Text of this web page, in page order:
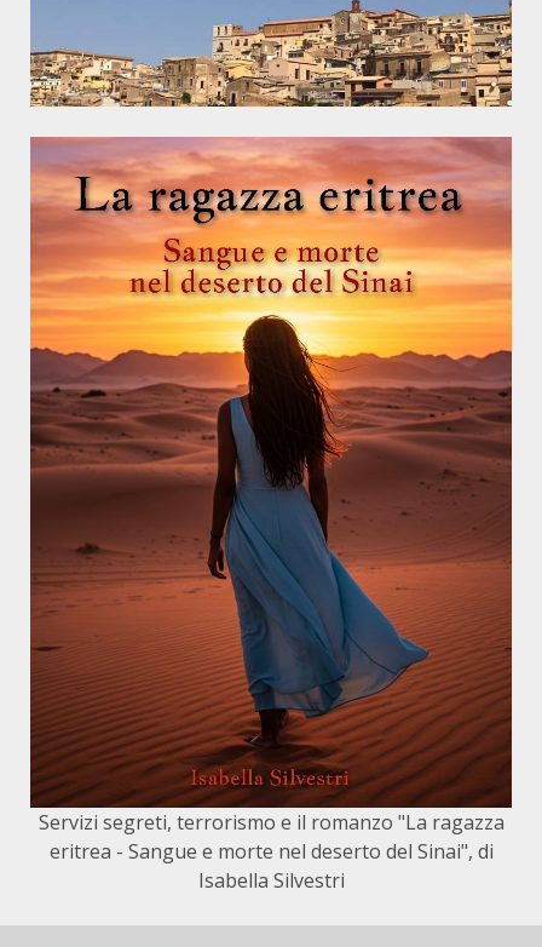
Servizi segreti, terrorismo e il romanzo "La ragazza
eritrea - Sangue e morte nel deserto del Sinai", di
Isabella Silvestri